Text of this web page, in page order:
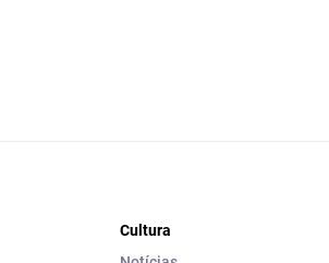
Cultura